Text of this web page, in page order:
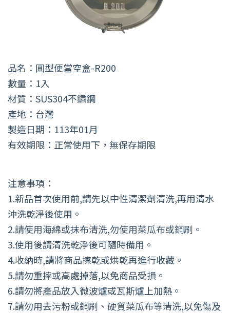
品名：圓型便當空盒-R200
數量：1入
材質：SUS304不鏽鋼
產地：台灣
製造日期：113年01月
有效期限：正常使用下，無保存期限
注意事項：
1.新品首次使用前,請先以中性清潔劑清洗,再用清水
沖洗乾淨後使用。
2.請使用海綿或抹布清洗,勿使用菜瓜布或鋼刷。
3.使用後請清洗乾淨後可隨時備用。
4.收納時,請將商品擦乾或烘乾再進行收藏。
5.請勿重摔或高處掉落,以免商品受損。
6.請勿將產品放入微波爐或瓦斯爐上加熱。
7.請勿用去污粉或鋼刷、硬質菜瓜布等清洗,以免傷及